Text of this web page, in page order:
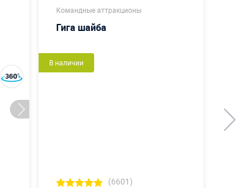
Командные аттракционы
Гига шайба
В наличии
(6601)